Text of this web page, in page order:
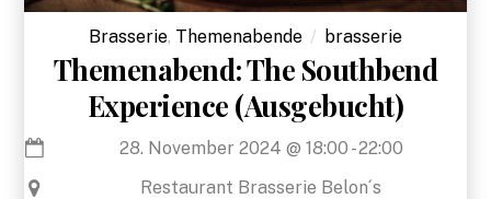
Brasserie, Themenabende brasserie
Themenabend: The Southbend
Experience (Ausgebucht)
28. November 2024 @ 18:00 -22:00
Restaurant Brasserie Belon´s